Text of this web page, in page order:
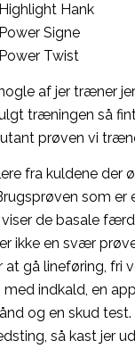
Hank
Signe
Twist
af jer træner
træningen så
prøven vi
fra kuldene der
som er
de basale
ikke en svær
at gå lineføring, fri
indkald, en
og en skud
så kast jer